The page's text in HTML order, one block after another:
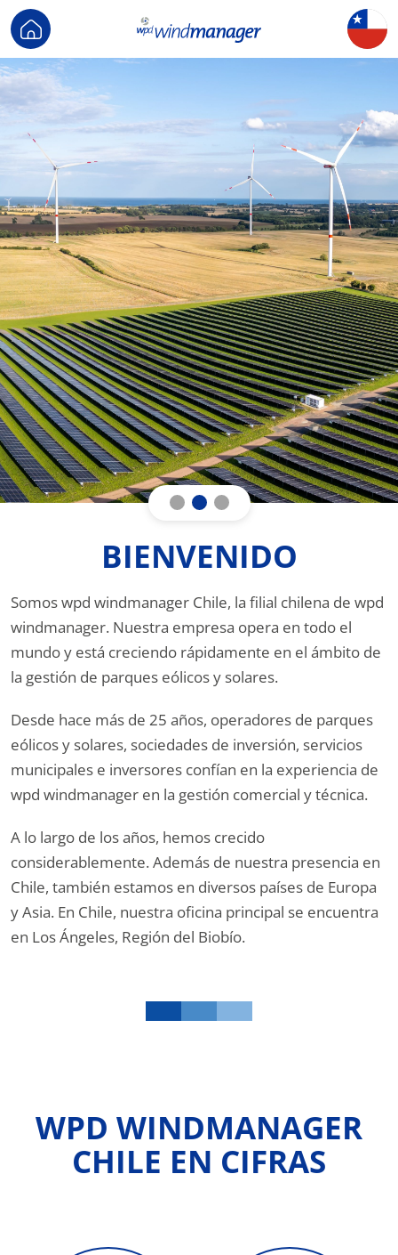
BIENVENIDO
Somos wpd windmanager Chile, la filial chilena de wpd
windmanager. Nuestra empresa opera en todo el
mundo y está creciendo rápidamente en el ámbito de
la gestión de parques eólicos y solares.
Desde hace más de 25 años, operadores de parques
eólicos y solares, sociedades de inversión, servicios
municipales e inversores confían en la experiencia de
wpd windmanager en la gestión comercial y técnica.
A lo largo de los años, hemos crecido
considerablemente. Además de nuestra presencia en
Chile, también estamos en diversos países de Europa
y Asia. En Chile, nuestra oficina principal se encuentra
en Los Ángeles, Región del Biobío.
WPD WINDMANAGER
CHILE EN CIFRAS